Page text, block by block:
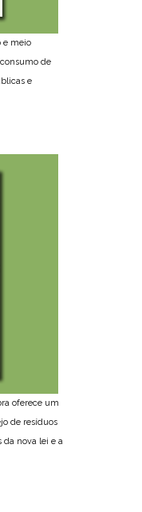
e meio
de
e
oferece um
de resíduos
da nova lei e a